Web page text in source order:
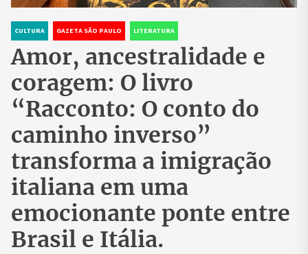
CULTURA GAZETA SÃO PAULO LITERATURA
Amor, ancestralidade e
coragem: O livro
“Racconto: O conto do
caminho inverso”
transforma a imigração
italiana em uma
emocionante ponte entre
Brasil e Itália.